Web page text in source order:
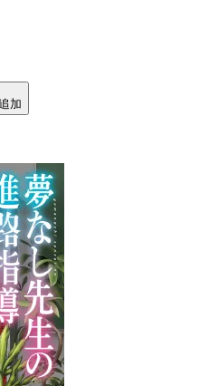
加